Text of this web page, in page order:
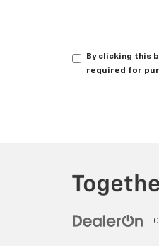
By clicking this
required for